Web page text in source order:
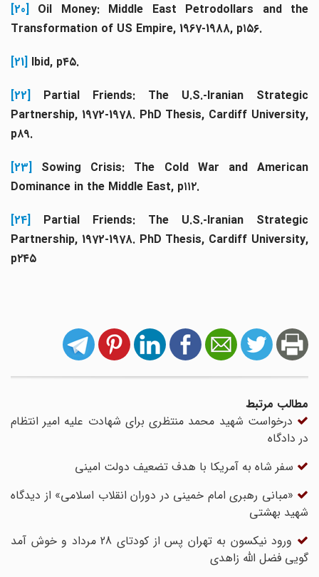
[20] Oil Money: Middle East Petrodollars and the
Transformation of US Empire, 1967-1988, p۱۵۶.
[21] Ibid, p۴۵.
[22]
Partial Friends: The U.S.-Iranian Strategic
Partnership, 1972-1978. PhD Thesis, Cardiff University,
p۸۹.
[23] Sowing Crisis: The Cold War and American
Dominance in the Middle East, p۱۱۲.
[24]
Partial Friends: The U.S.-Iranian Strategic
Partnership, 1972-1978. PhD Thesis, Cardiff University,
p۲۴۵
مطالب مرتبط
درخواست شهید محمد منتظری برای شهادت علیه امیر انتظام
در دادگاه
سفر شاه به آمریکا با هدف تضعیف دولت امینی
«مبانی رهبری امام خمینی در دوران انقلاب اسلامی» از دیدگاه
شهید بهشتی
ورود نیکسون به تهران پس از کودتای 28 مرداد و خوش آمد
گویی فضل الله زاهدی